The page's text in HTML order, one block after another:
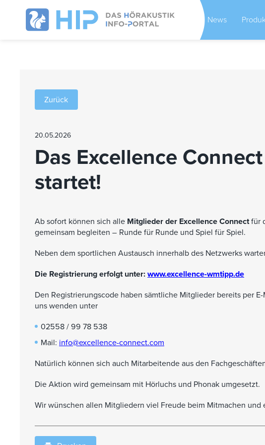
News
Zurück
20.05.2026
Das Excellence
startet!
Ab sofort können sich alle Mitglieder der Excellence Connectfür
gemeinsam begleiten – Runde für Runde und Spiel für Spiel.
Neben dem sportlichen Austausch innerhalb des Netzwerks
Die Registrierung erfolgt unter: www.excellence-wmtipp.de
Den Registrierungscode haben sämtliche Mitglieder bereits per
uns wenden unter
02558 / 99 78 538
Mail: info@excellence-connect.com
Natürlich können sich auch Mitarbeitende aus den
Die Aktion wird gemeinsam mit Hörluchs und Phonak umgesetzt.
Wir wünschen allen Mitgliedern viel Freude beim Mitmachen und